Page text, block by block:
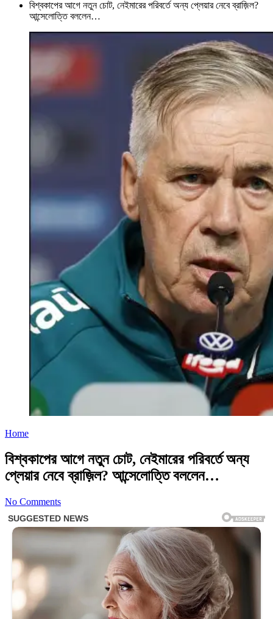
বিশ্বকাপের আগে নতুন চোট, নেইমারের পরিবর্তে অন্য প্লেয়ার নেবে ব্রাজ়িল?
আন্সেলোত্তি বললেন…
Home
বিশ্বকাপের আগে নতুন চোট, নেইমারের পরিবর্তে অন্য
প্লেয়ার নেবে ব্রাজ়িল? আন্সেলোত্তি বললেন…
No Comments